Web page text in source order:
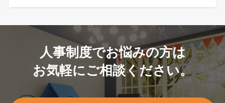
人事制度でお悩みの方は
お気軽にご相談ください。